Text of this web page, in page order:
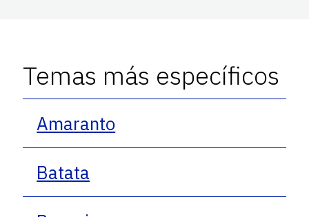
Temas más específicos
Amaranto
Batata